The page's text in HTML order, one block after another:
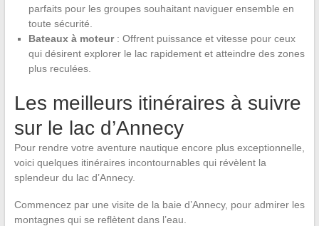
parfaits pour les groupes souhaitant naviguer ensemble en
toute sécurité.
Bateaux à moteur: Offrent puissance et vitesse pour ceux
qui désirent explorer le lac rapidement et atteindre des zones
plus reculées.
Les meilleurs itinéraires à suivre
sur le lac d’Annecy
Pour rendre votre aventure nautique encore plus exceptionnelle,
voici quelques itinéraires incontournables qui révèlent la
splendeur du lac d’Annecy.
Commencez par une visite de la baie d’Annecy, pour admirer les
montagnes qui se reflètent dans l’eau.